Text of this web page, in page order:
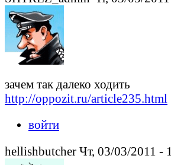
зачем так далеко ходить
http://oppozit.ru/article235.html
войти
hellishbutcher Чт, 03/03/2011 -